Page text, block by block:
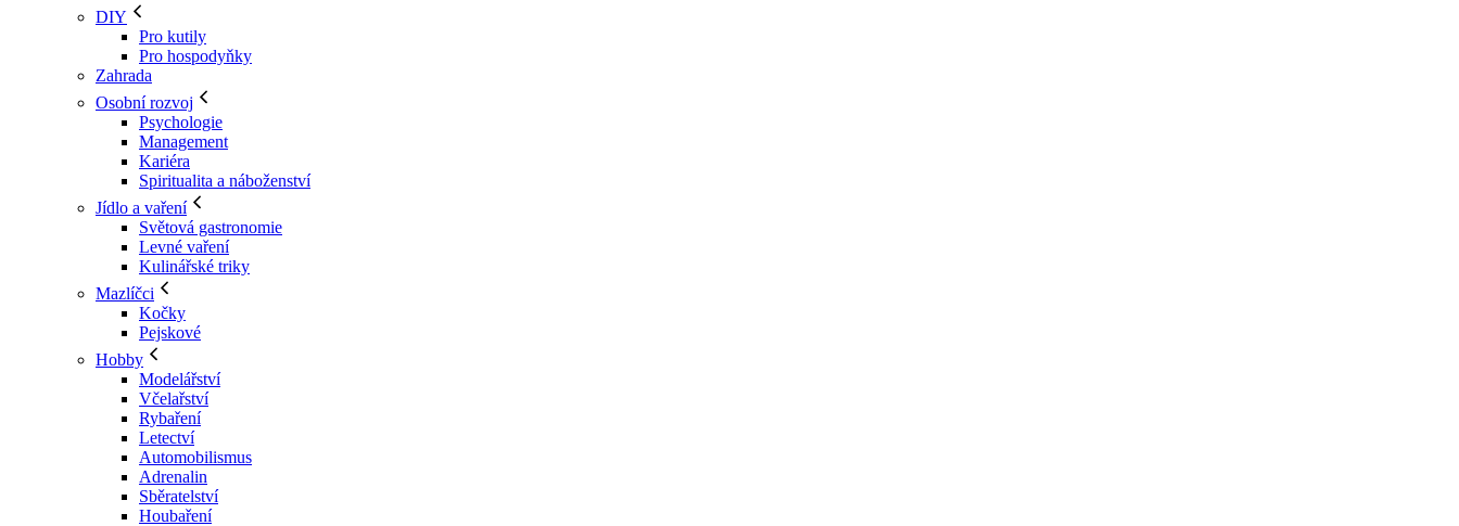
DIY
Pro kutily
Pro hospodyňky
Zahrada
Osobní rozvoj
Psychologie
Management
Kariéra
Spiritualita a náboženství
Jídlo a vaření
Světová gastronomie
Levné vaření
Kulinářské triky
Mazlíčci
Kočky
Pejskové
Hobby
Modelářství
Včelařství
Rybaření
Letectví
Automobilismus
Adrenalin
Sběratelství
Houbaření